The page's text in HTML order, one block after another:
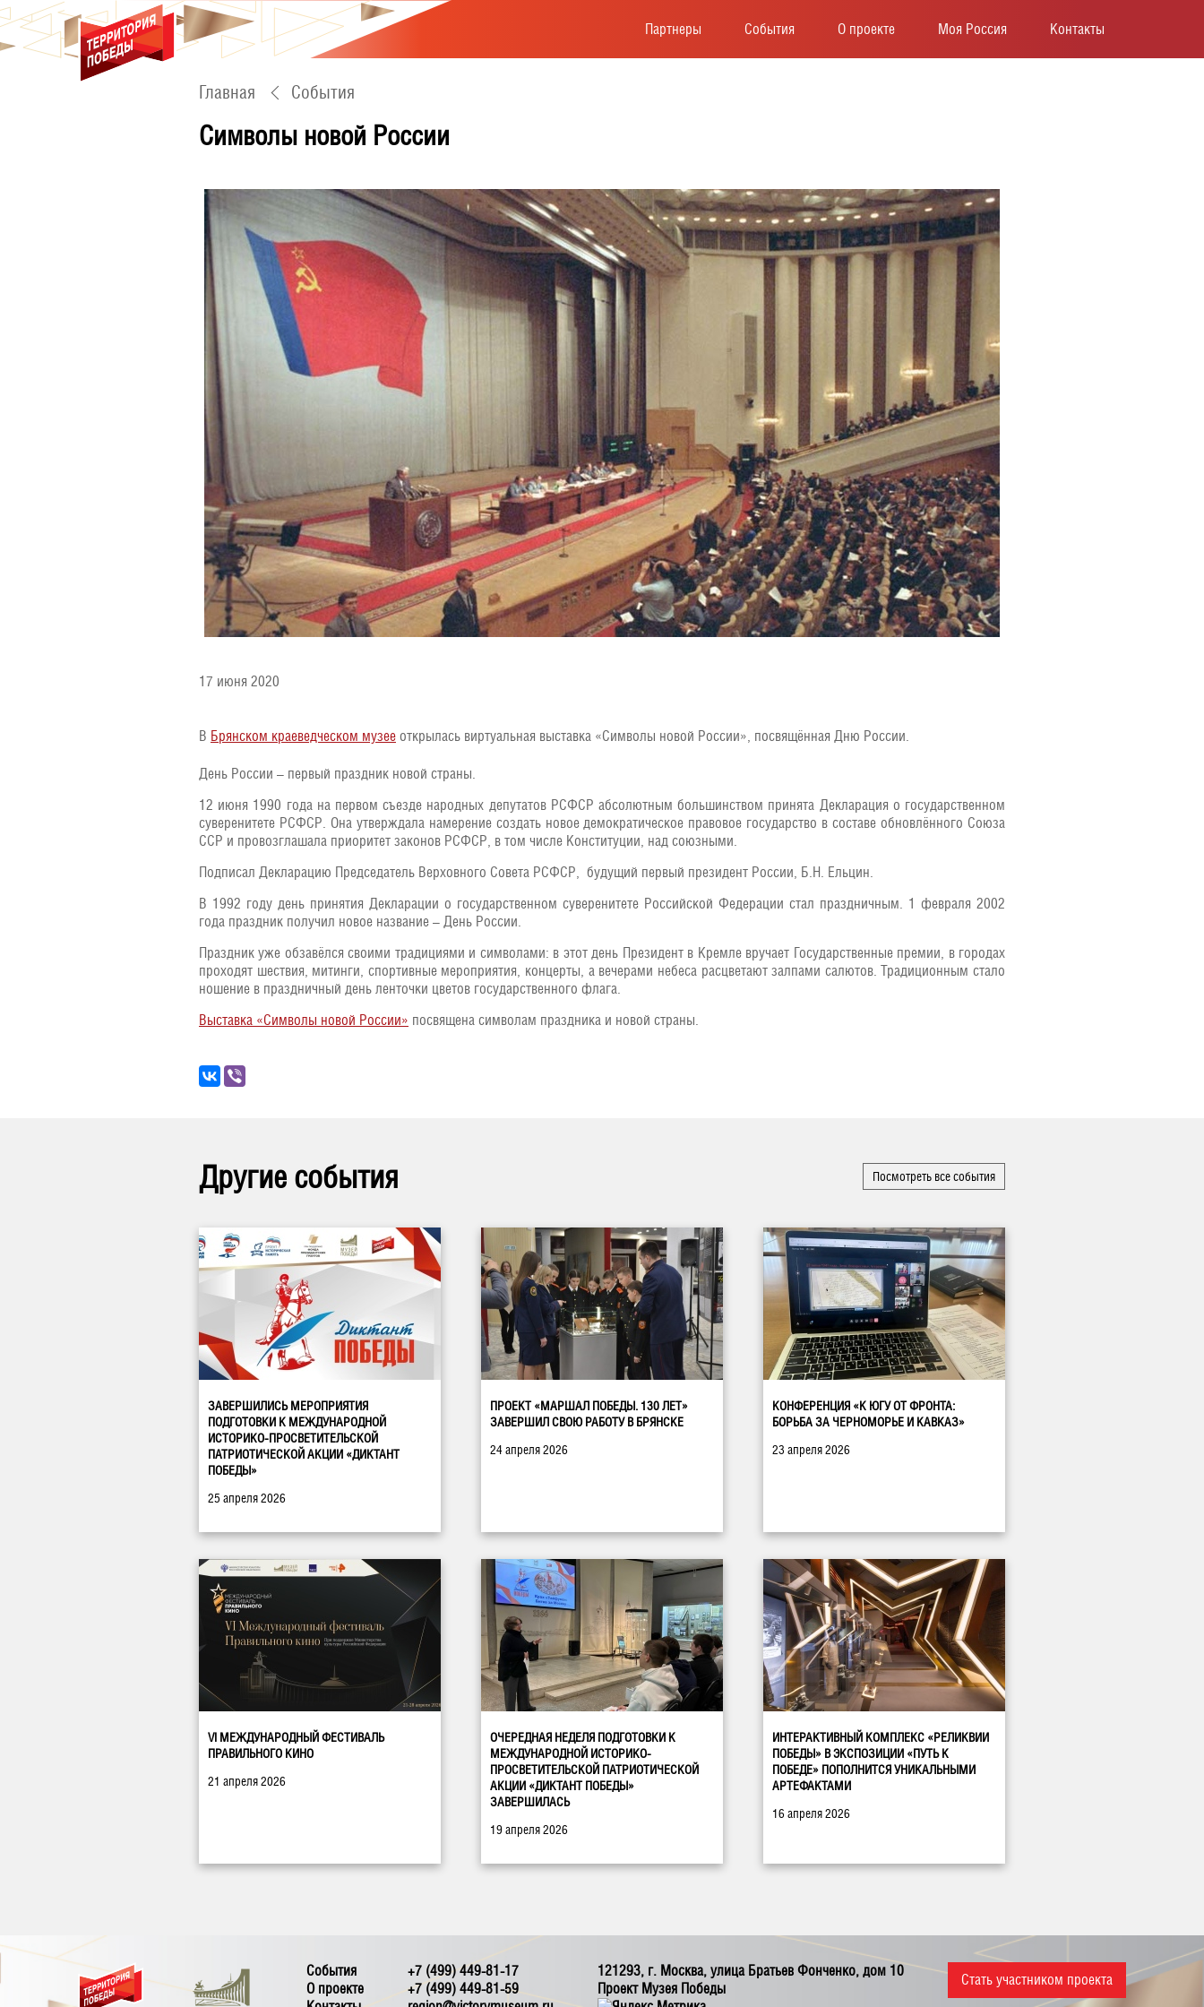
Партнеры События О проекте Моя Россия Контакты
Главная События
Символы новой России
17 июня 2020
В Брянском краеведческом музее открылась виртуальная выставка «Символы новой России», посвящённая Дню России.
День России – первый праздник новой страны.
12 июня 1990 года на первом съезде народных депутатов РСФСР абсолютным большинством принята Декларация о государственном
суверенитете РСФСР. Она утверждала намерение создать новое демократическое правовое государство в составе обновлённого Союза
ССР и провозглашала приоритет законов РСФСР, в том числе Конституции, над союзными.
Подписал Декларацию Председатель Верховного Совета РСФСР, будущий первый президент России, Б.Н. Ельцин.
В 1992 году день принятия Декларации о государственном суверенитете Российской Федерации стал праздничным. 1 февраля 2002
года праздник получил новое название – День России.
Праздник уже обзавёлся своими традициями и символами: в этот день Президент в Кремле вручает Государственные премии, в городах
проходят шествия, митинги, спортивные мероприятия, концерты, а вечерами небеса расцветают залпами салютов. Традиционным стало
ношение в праздничный день ленточки цветов государственного флага.
Выставка «Символы новой России» посвящена символам праздника и новой страны.
Другие события Посмотреть все события
ЗАВЕРШИЛИСЬ МЕРОПРИЯТИЯ
ПОДГОТОВКИ К МЕЖДУНАРОДНОЙ
ИСТОРИКО-ПРОСВЕТИТЕЛЬСКОЙ
ПАТРИОТИЧЕСКОЙ АКЦИИ «ДИКТАНТ
ПОБЕДЫ»
25 апреля 2026
ПРОЕКТ «МАРШАЛ ПОБЕДЫ. 130 ЛЕТ»
ЗАВЕРШИЛ СВОЮ РАБОТУ В БРЯНСКЕ
24 апреля 2026
КОНФЕРЕНЦИЯ «К ЮГУ ОТ ФРОНТА:
БОРЬБА ЗА ЧЕРНОМОРЬЕ И КАВКАЗ»
23 апреля 2026
VI МЕЖДУНАРОДНЫЙ ФЕСТИВАЛЬ
ПРАВИЛЬНОГО КИНО
21 апреля 2026
ОЧЕРЕДНАЯ НЕДЕЛЯ ПОДГОТОВКИ К
МЕЖДУНАРОДНОЙ ИСТОРИКО-
ПРОСВЕТИТЕЛЬСКОЙ ПАТРИОТИЧЕСКОЙ
АКЦИИ «ДИКТАНТ ПОБЕДЫ»
ЗАВЕРШИЛАСЬ
19 апреля 2026
ИНТЕРАКТИВНЫЙ КОМПЛЕКС «РЕЛИКВИИ
ПОБЕДЫ» В ЭКСПОЗИЦИИ «ПУТЬ К
ПОБЕДЕ» ПОПОЛНИТСЯ УНИКАЛЬНЫМИ
АРТЕФАКТАМИ
16 апреля 2026
События
О проекте
+7 (499) 449-81-17
+7 (499) 449-81-59
121293, г. Москва, улица Братьев Фонченко, дом 10
Проект Музея Победы
Стать участником проекта